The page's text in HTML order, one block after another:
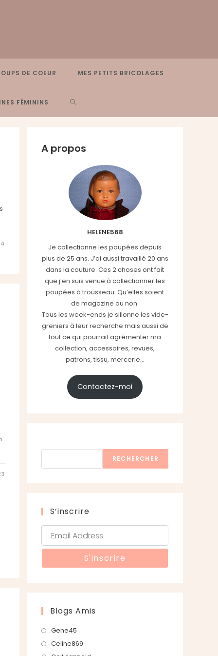
DE COEUR MES PETITS BRICOLAGES
FÉMININS TOGGLE
A propos
HELENE568
Je collectionne les poupées depuis
plus de 25 ans. J’ai aussi travaillé 20 ans
dans la couture. Ces 2 choses ont fait
que j’en suis venue à collectionner les
poupées à trousseau. Qu’elles soient
de magazine ou non.
Tous les week-ends je sillonne les vide-
greniers à leur recherche mais aussi de
tout ce qui pourrait agrémenter ma
collection, accessoires, revues,
patrons, tissu, mercerie...
Contactez-moi
RECHERCHER
S’inscrire
Blogs Amis
Gene45
dans
Celine869